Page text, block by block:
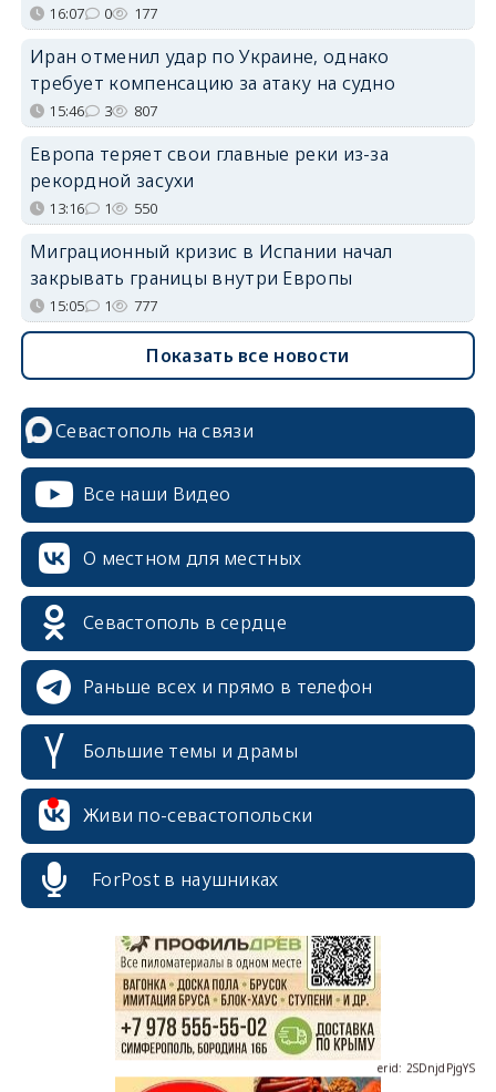
16:07 0 177
Иран отменил удар по Украине, однако
требует компенсацию за атаку на судно
15:46 3 807
Европа теряет свои главные реки из-за
рекордной засухи
13:16 1 550
Миграционный кризис в Испании начал
закрывать границы внутри Европы
15:05 1 777
Показать все новости
Севастополь на связи
Все наши Видео
О местном для местных
Севастополь в сердце
Раньше всех и прямо в телефон
Большие темы и драмы
Живи по-севастопольски
ForPost в наушниках
erid: 2SDnjdPjgYS